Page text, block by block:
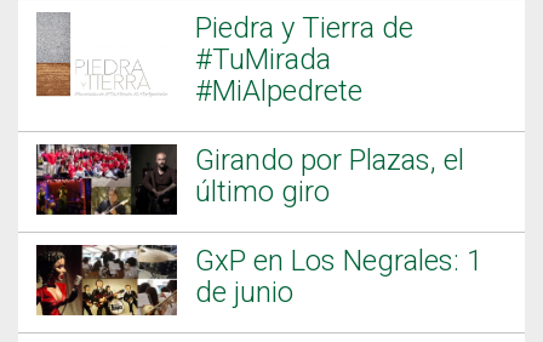
Piedra y Tierra de
#TuMirada
#MiAlpedrete
Girando por Plazas, el
último giro
GxP en Los Negrales: 1
de junio